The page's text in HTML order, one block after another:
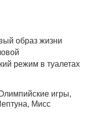
образ жизни
режим в туалетах
игры,
Мисс